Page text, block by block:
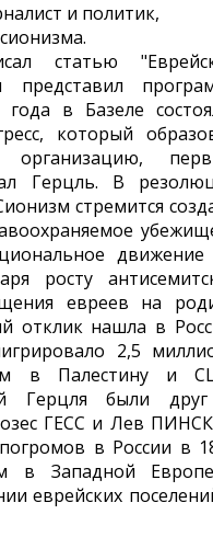
и политик,
статью
представил
в Базеле
который
организацию,
Герцль. В
стремится
росту
евреев на
отклик нашла в
2,5
в Палестину и
Герцля были
ГЕСС и Лев
в России в
в Западной
еврейских